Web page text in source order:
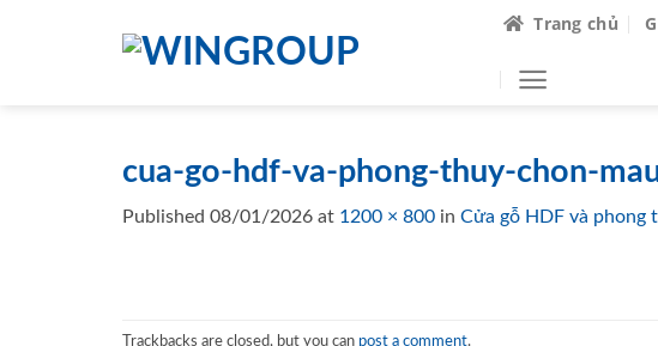
Trang chủ
cua-go-hdf-va-phong-thuy-chon-
Published 08/01/2026 at 1200 × 800 in Cửa gỗ HDF và phong
Trackbacks are closed, but you can post a comment.